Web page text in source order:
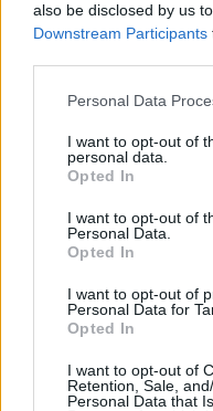
also be disclosed by us
Downstream Participants
Please note that this
not limited to your visit
grant or deny consent to
use your data for below
consent section.
Personal Data
I want to opt-out of
personal data.
Opted In
I want to opt-out of
Personal Data.
Opted In
I want to opt-out of
Personal Data for
Opted In
I want to opt-out of
Retention, Sale,
Personal Data that
otthagytam Londont, de
időjárás, ételek,
töltött egy hónap alatt
Roberto remek légkört
összeraktunk. Véget
Mihez fogtál itthon?
Kecskemétre, Barta Dórá
táncoltam nála. Kreatív,